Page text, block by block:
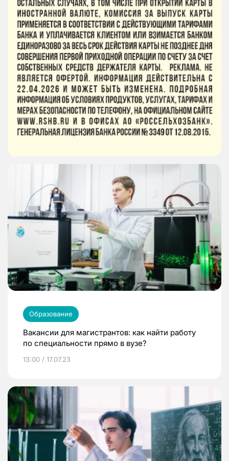
Образование
Вакансии для магистрантов: как найти работу
по специальности прямо в вузе?
13:00 / 17.07.23